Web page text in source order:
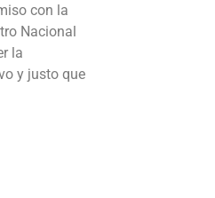
con la
Nacional
la
y justo que